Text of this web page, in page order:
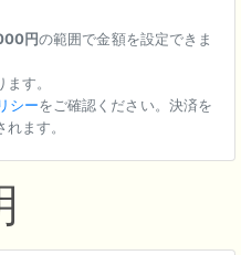
円の範囲で金額を設定できま
す。
シーをご確認ください。決済を
ます。